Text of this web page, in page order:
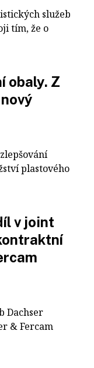
služeb
tím, že o
obaly. Z
plastového
v joint
Dachser
& Fercam